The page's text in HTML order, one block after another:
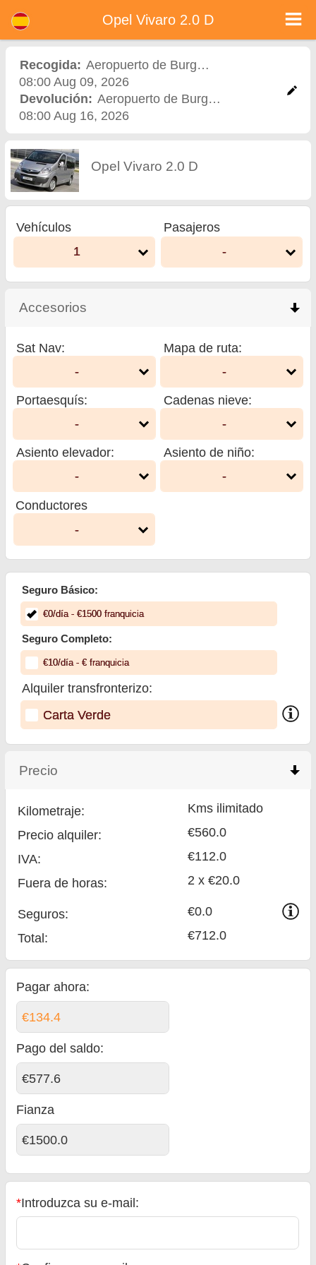
a todo riesgo (sin exceso), kilometraje ilimitado, asientos para niños gratis, conductores adicionales gratis, precios más bajos de
alquiler de coches garantizados.
Opel Vivaro 2.0 D
Recogida: Aeropuerto de Burgás
08:00 Aug 09, 2026
Devolución:
Aeropuerto de Burgás
Aeropuerto
08:00 Aug 16, 2026
Opel Vivaro 2.0 D
Vehículos
1
Pasajeros
-
Accesorios
Sat Nav:
-
Mapa de ruta:
-
Portaesquís:
-
Cadenas nieve:
-
Asiento elevador:
-
Asiento de niño:
-
Conductores
-
Seguro Básico:
€0/día- €1500franquicia
Seguro Completo:
€10/día- €franquicia
Alquiler transfronterizo:
Carta Verde
Precio
Kilometraje:
Kms ilimitado
Precio alquiler:
€560.0
IVA:
€112.0
Fuera de horas:
2 x €20.0
Seguros:
€0.0
Total: €712.0
Pagar ahora:
€134.4
Pago del saldo:
€577.6
Fianza
€1500.0
*Introduzca su e-mail: